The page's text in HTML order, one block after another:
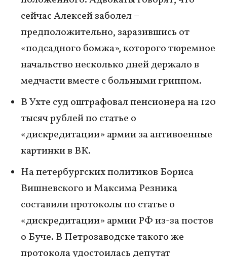
сейчас Алексей заболел –
предположительно, заразившись от
«подсадного бомжа», которого тюремное
начальство несколько дней держало в
медчасти вместе с больными гриппом.
В Ухте суд оштрафовал пенсионера на 120
тысяч рублей по статье о
«дискредитации» армии за антивоенные
картинки в ВК.
На петербургских политиков Бориса
Вишневского и Максима Резника
составили протоколы по статье о
«дискредитации» армии РФ из-за постов
о Буче. В Петрозаводске такого же
протокола удостоилась депутат